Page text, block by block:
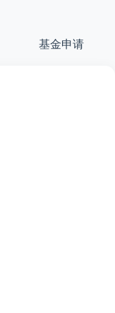
基金申请